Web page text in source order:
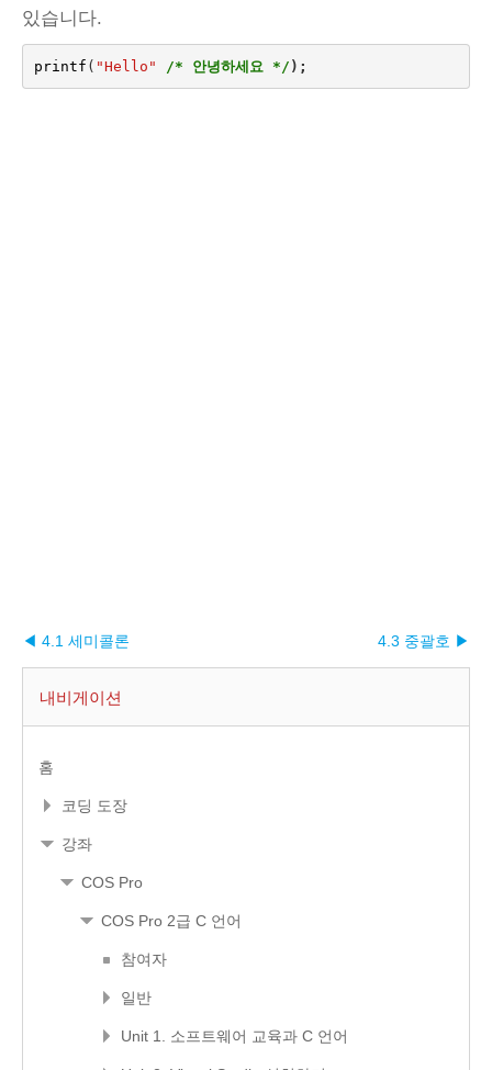
있습니다.
printf ( "Hello" /* 안녕하세요 */ );
◀ 4.1 세미콜론 4.3 중괄호 ▶︎
내비게이션
홈
코딩 도장
강좌
COS Pro
COS Pro 2급 C 언어
참여자
일반
Unit 1. 소프트웨어 교육과 C 언어